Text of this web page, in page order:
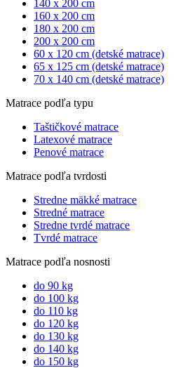
140 x 200 cm
160 x 200 cm
180 x 200 cm
200 x 200 cm
60 x 120 cm (detské matrace)
65 x 125 cm (detské matrace)
70 x 140 cm (detské matrace)
Matrace podľa typu
Taštičkové matrace
Latexové matrace
Penové matrace
Matrace podľa tvrdosti
Stredne mäkké matrace
Stredné matrace
Stredne tvrdé matrace
Tvrdé matrace
Matrace podľa nosnosti
do 90 kg
do 100 kg
do 110 kg
do 120 kg
do 130 kg
do 140 kg
do 150 kg